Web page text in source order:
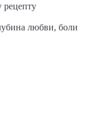
рецепту
любви, боли